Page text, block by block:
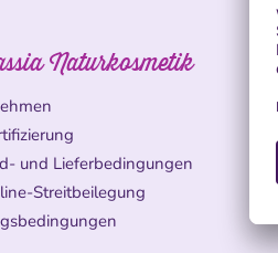
Naturkosmetik
und Lieferbedingungen
Streitbeilegung